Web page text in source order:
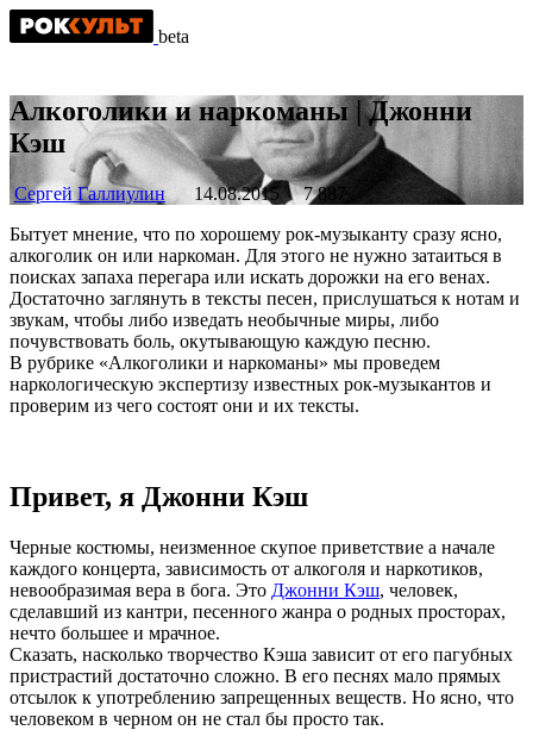
beta
Алкоголики и наркоманы | Джонни
Кэш
Сергей Галлиулин 14.08.2015
7 887
Бытует мнение, что по хорошему рок-музыканту сразу ясно,
алкоголик он или наркоман. Для этого не нужно затаиться в
поисках запаха перегара или искать дорожки на его венах.
Достаточно заглянуть в тексты песен, прислушаться к нотам и
звукам, чтобы либо изведать необычные миры, либо
почувствовать боль, окутывающую каждую песню.
В рубрике «Алкоголики и наркоманы» мы проведем
наркологическую экспертизу известных рок-музыкантов и
проверим из чего состоят они и их тексты.
Привет, я Джонни Кэш
Черные костюмы, неизменное скупое приветствие а начале
каждого концерта, зависимость от алкоголя и наркотиков,
невообразимая вера в бога. Это Джонни Кэш, человек,
сделавший из кантри, песенного жанра о родных просторах,
нечто большее и мрачное.
Сказать, насколько творчество Кэша зависит от его пагубных
пристрастий достаточно сложно. В его песнях мало прямых
отсылок к употреблению запрещенных веществ. Но ясно, что
человеком в черном он не стал бы просто так.